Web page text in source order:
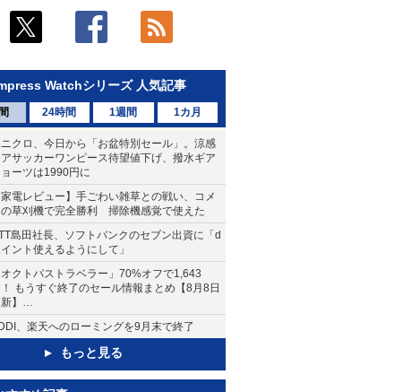
Watchシリーズ 人気記事
24時間 1週間 1カ月
クロ、今日から「お盆特別セール」。涼感
サッカーワンピース待望値下げ、撥水ギア
ーツは1990円に
家電レビュー】手ごわい雑草との戦い、コメ
の草刈機で完全勝利 掃除機感覚で使えた
島田社長、ソフトバンクのセブン出資に「d
ント使えるようにして」
オクトパストラベラー」70%オフで1,643
！ もうすぐ終了のセール情報まとめ【8月8日
】
テンドーeショップでは「大神 絶景版」が
オフで990円
、楽天へのローミングを9月末で終了
もっと見る